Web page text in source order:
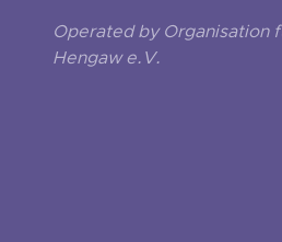
Operated by Organisation
Hengaw e.V.